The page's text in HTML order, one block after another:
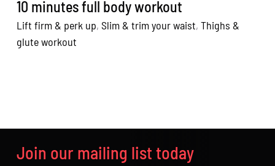
10 minutes full body workout
Lift firm & perk up,Slim & trim your waist,Thighs &
glute workout
Join our mailing list today